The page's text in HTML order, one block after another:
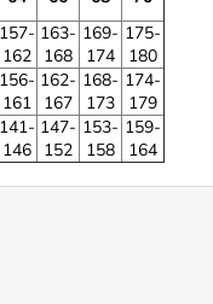
157-
162
163-
168
169-
174
175-
180
156-
161
162-
167
168-
173
174-
179
141-
146
147-
152
153-
158
159-
164